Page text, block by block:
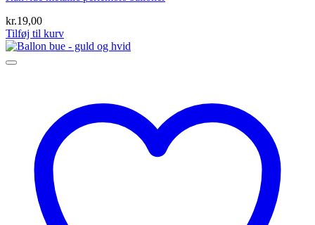
kr.19,00
Tilføj til kurv